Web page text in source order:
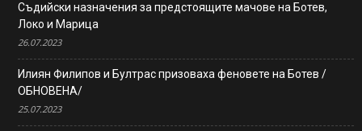
Съдийски назначения за предстоящите мачове на Ботев,
Локо и Марица
26.07.2023
Илиян Филипов и Бултрас призоваха феновете на Ботев /
ОБНОВЕНА/
25.07.2023